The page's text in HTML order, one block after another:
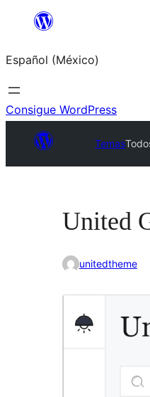
Saltar
contenido
Español (México)
Consigue WordPress
Temas
United
unitedtheme